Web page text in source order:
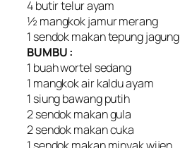
4 butir telur ayam
½ mangkok jamur merang
1 sendok makan tepung jagung
BUMBU :
1 buah wortel sedang
1 mangkok air kaldu ayam
1 siung bawang putih
2 sendok makan gula
2 sendok makan cuka